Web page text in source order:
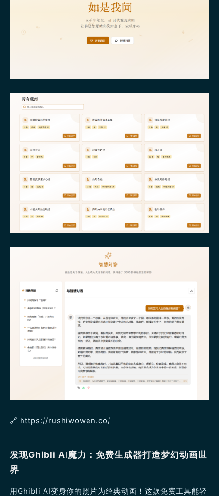
🔗 https://rushiwowen.co/
发现Ghibli AI魔力：免费生成器打造梦幻动画世
界
用Ghibli AI变身你的照片为经典动画！这款免费工具能轻